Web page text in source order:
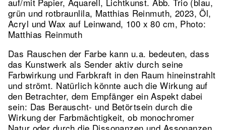
grün und rotbraunlila, Matthias Reinmuth, 2023, Öl,
Acryl und Wax auf Leinwand, 100 x 80 cm, Photo:
Matthias Reinmuth
Das Rauschen der Farbe kann u.a. bedeuten, dass
das Kunstwerk als Sender aktiv durch seine
Farbwirkung und Farbkraft in den Raum hineinstrahlt
und strömt. Natürlich könnte auch die Wirkung auf
den Betrachter, dem Empfänger ein Aspekt dabei
sein: Das Berauscht- und Betörtsein durch die
Wirkung der Farbmächtigkeit, ob monochromer